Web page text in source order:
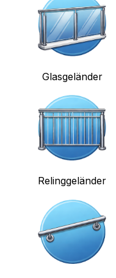
Glasgeländer
Relinggeländer